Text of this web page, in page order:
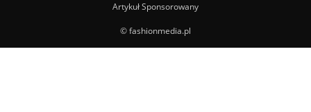
Artykuł Sponsorowany
© fashionmedia.pl